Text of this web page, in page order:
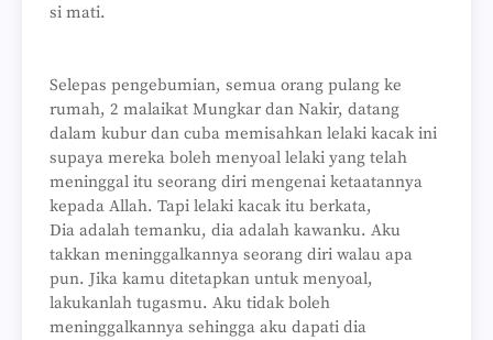
si mati.
Selepas pengebumian, semua orang pulang ke
rumah, 2 malaikat Mungkar dan Nakir, datang
dalam kubur dan cuba memisahkan lelaki kacak ini
supaya mereka boleh menyoal lelaki yang telah
meninggal itu seorang diri mengenai ketaatannya
kepada Allah. Tapi lelaki kacak itu berkata,
Dia adalah temanku, dia adalah kawanku. Aku
takkan meninggalkannya seorang diri walau apa
pun. Jika kamu ditetapkan untuk menyoal,
lakukanlah tugasmu. Aku tidak boleh
meninggalkannya sehingga aku dapati dia